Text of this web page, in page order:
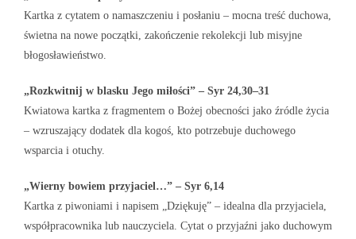
Kartka z cytatem o namaszczeniu i posłaniu – mocna treść duchowa,
świetna na nowe początki, zakończenie rekolekcji lub misyjne
błogosławieństwo.
„Rozkwitnij w blasku Jego miłości” – Syr 24,30–31
Kwiatowa kartka z fragmentem o Bożej obecności jako źródle życia
– wzruszający dodatek dla kogoś, kto potrzebuje duchowego
wsparcia i otuchy.
„Wierny bowiem przyjaciel…” – Syr 6,14
Kartka z piwoniami i napisem „Dziękuję” – idealna dla przyjaciela,
współpracownika lub nauczyciela. Cytat o przyjaźni jako duchowym